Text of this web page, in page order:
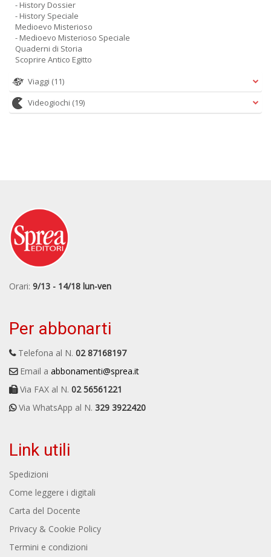
- History Dossier
- History Speciale
Medioevo Misterioso
- Medioevo Misterioso Speciale
Quaderni di Storia
Scoprire Antico Egitto
Viaggi (11)
Videogiochi (19)
Orari: 9/13 - 14/18 lun-ven
Per abbonarti
Telefona al N. 02 87168197
Email a abbonamenti@sprea.it
Via FAX al N. 02 56561221
Via WhatsApp al N. 329 3922420
Link utili
Spedizioni
Come leggere i digitali
Carta del Docente
Privacy & Cookie Policy
Termini e condizioni